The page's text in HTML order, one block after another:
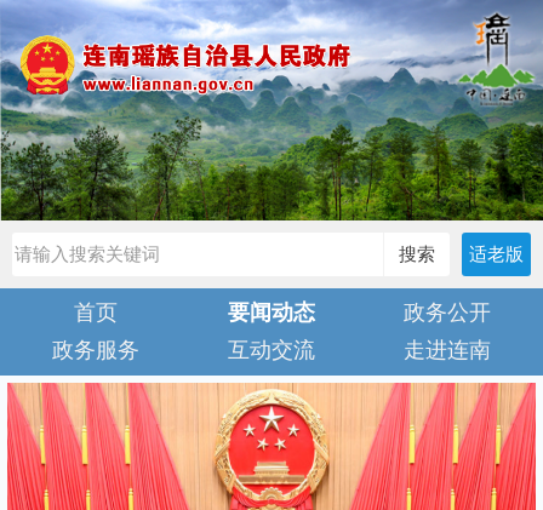
搜索 适老版
首页 要闻动态
政务公开
政务服务
互动交流 走进连南